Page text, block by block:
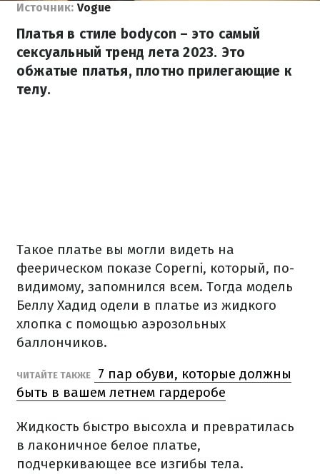
Источник: Vogue
Платья в стиле bodycon – это самый
сексуальный тренд лета 2023. Это
обжатые платья, плотно прилегающие к
телу.
Такое платье вы могли видеть на
феерическом показе Coperni, который, по-
видимому, запомнился всем. Тогда модель
Беллу Хадид одели в платье из жидкого
хлопка с помощью аэрозольных
баллончиков.
ЧИТАЙТЕ ТАКЖЕ
7 пар обуви, которые должны
быть в вашем летнем гардеробе
Жидкость быстро высохла и превратилась
в лаконичное белое платье,
подчеркивающее все изгибы тела.